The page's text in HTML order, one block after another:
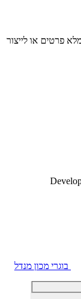
פרטים או לייצור
בוגרי מכון מנדל